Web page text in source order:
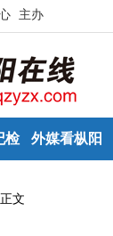
主办
检 外媒看枞阳
正文